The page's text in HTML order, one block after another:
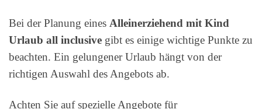
Bei der Planung eines Alleinerziehend mit Kind
Urlaub all inclusive gibt es einige wichtige Punkte zu
beachten. Ein gelungener Urlaub hängt von der
richtigen Auswahl des Angebots ab.
Achten Sie auf spezielle Angebote für